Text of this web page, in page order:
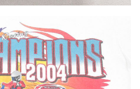
S M L XL
S M
S M L XL
以下 W31,W32